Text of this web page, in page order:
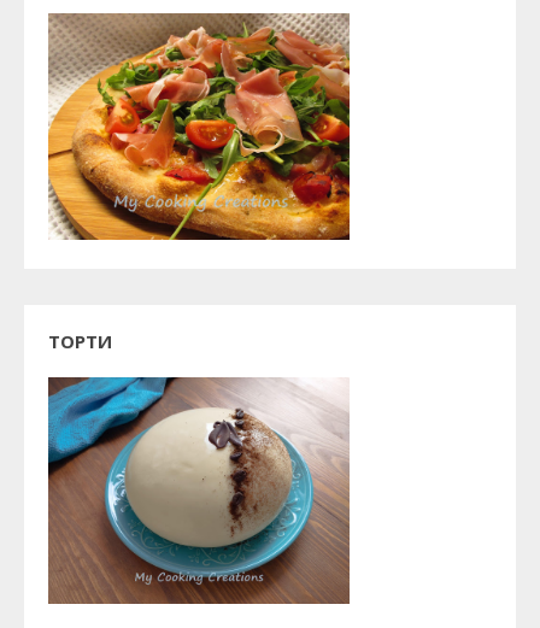
ТОРТИ